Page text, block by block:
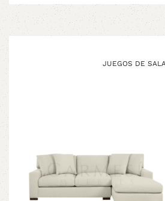
JUEGOS DE